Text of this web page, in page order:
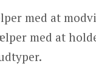
med at
med at